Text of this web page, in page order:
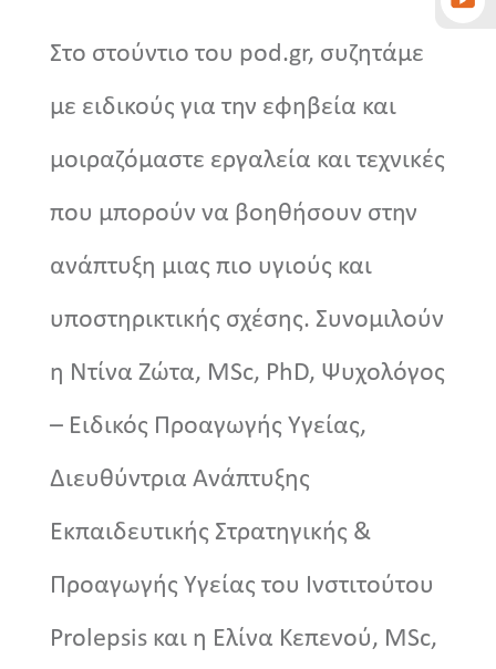
Στο στούντιο του pod.gr, συζητάμε
με ειδικούς για την εφηβεία και
μοιραζόμαστε εργαλεία και τεχνικές
που μπορούν να βοηθήσουν στην
ανάπτυξη μιας πιο υγιούς και
υποστηρικτικής σχέσης. Συνομιλούν
η Ντίνα Ζώτα, MSc, PhD, Ψυχολόγος
– Ειδικός Προαγωγής Υγείας,
Διευθύντρια Ανάπτυξης
Εκπαιδευτικής Στρατηγικής &
Προαγωγής Υγείας του Iνστιτούτου
Prolepsis και η Ελίνα Κεπενού, MSc,